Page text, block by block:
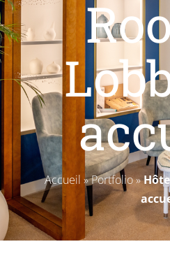
Livres blancs
Accueil »Portfolio»